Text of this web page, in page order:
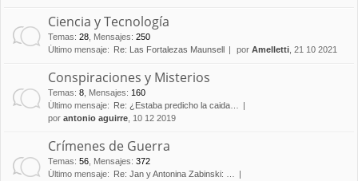
Ciencia y Tecnología
Temas: 28 Mensajes: 250
Último mensaje:
Re: Las Fortalezas Maunsell por Amelletti , 21 10 2021
Conspiraciones y Misterios
Temas: 8 Mensajes: 160
Último mensaje:
Re: ¿Estaba predicho la caida…
por antonio aguirre , 10 12 2019
Crímenes de Guerra
Temas: 56 Mensajes: 372
Último mensaje:
Re: Jan y Antonina Zabinski: …